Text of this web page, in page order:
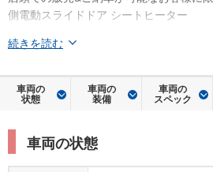
側電動スライドドア シートヒーター
続きを読む
車両の
状態
車両の
装備
車両の
スペック
車両の状態